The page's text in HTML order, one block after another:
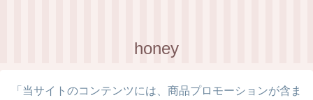
honey
「当サイトのコンテンツには、商品プロモーションが含ま